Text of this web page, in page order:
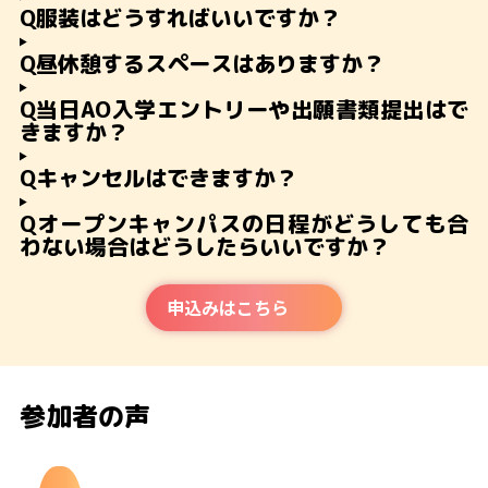
Q服装はどうすればいいですか？
Q昼休憩するスペースはありますか？
Q当日AO入学エントリーや出願書類提出はで
きますか？
Qキャンセルはできますか？
Qオープンキャンパスの日程がどうしても合
わない場合はどうしたらいいですか？
申込みはこちら
参加者の声